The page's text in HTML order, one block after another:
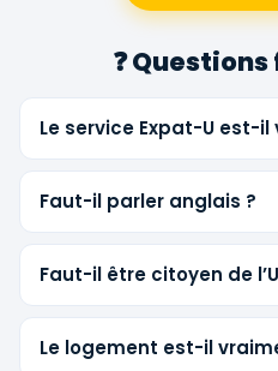
❓
Le service Expat-U est-
Faut-il parler anglais ?
Faut-il être citoyen de
Le logement est-il